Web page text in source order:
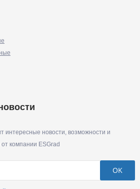
интересные новости, возможности и
компании ESGrad
OK